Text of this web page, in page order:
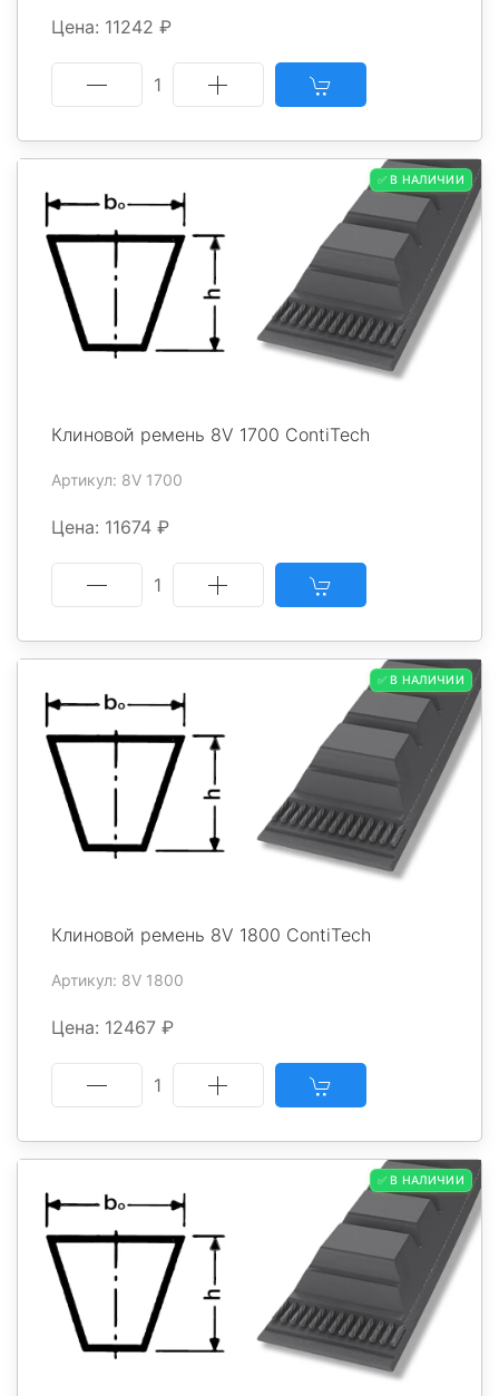
Цена: 11242 ₽
1
✅ В НАЛИЧИИ
Клиновой ремень 8V 1700 ContiTech
Артикул: 8V 1700
Цена: 11674 ₽
1
✅ В НАЛИЧИИ
Клиновой ремень 8V 1800 ContiTech
Артикул: 8V 1800
Цена: 12467 ₽
1
✅ В НАЛИЧИИ